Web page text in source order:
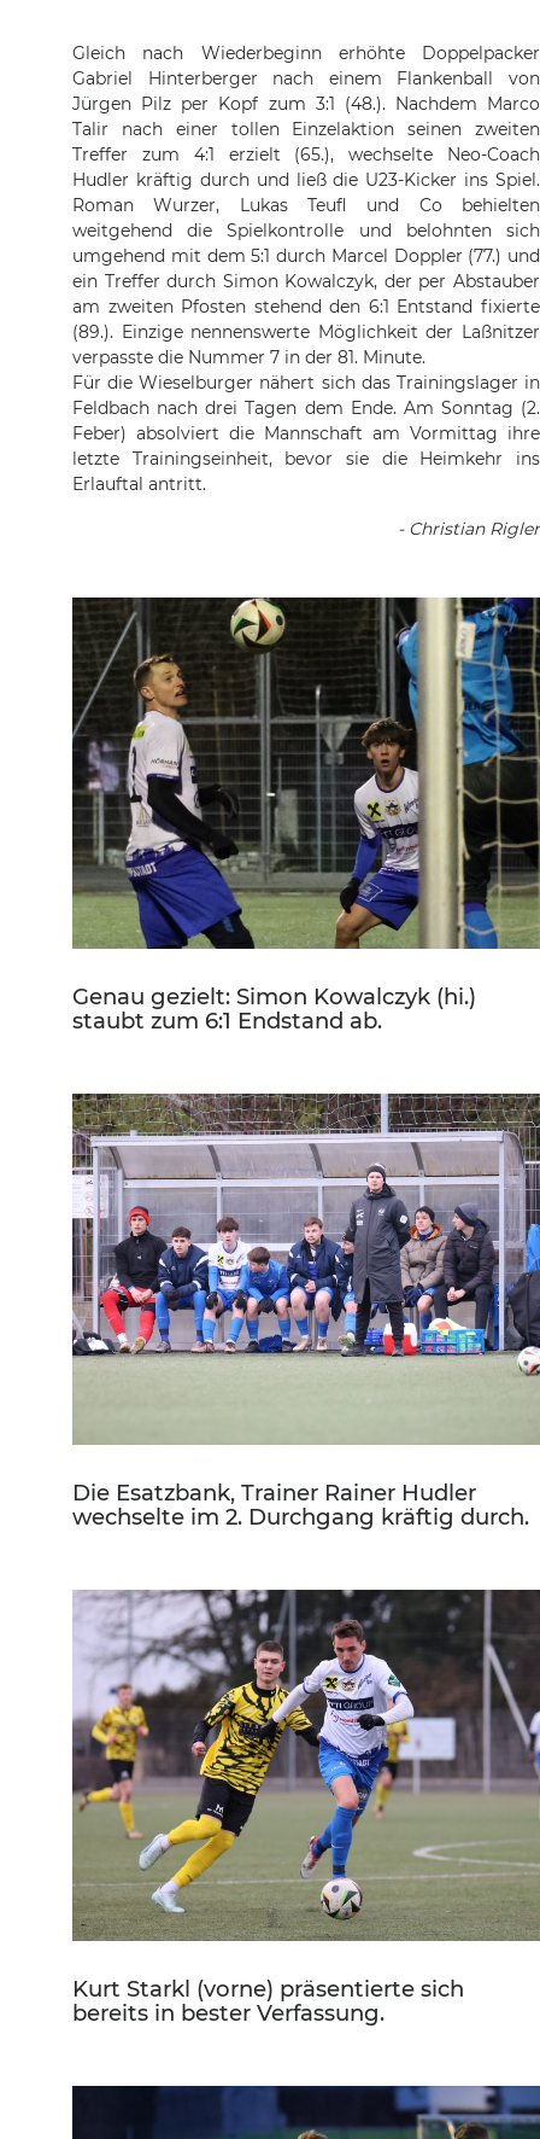
Gleich nach Wiederbeginn erhöhte Doppelpacker
Gabriel Hinterberger nach einem Flankenball von
Jürgen Pilz per Kopf zum 3:1 (48.). Nachdem Marco
Talir nach einer tollen Einzelaktion seinen zweiten
Treffer zum 4:1 erzielt (65.), wechselte Neo-Coach
Hudler kräftig durch und ließ die U23-Kicker ins Spiel.
Roman Wurzer, Lukas Teufl und Co behielten
weitgehend die Spielkontrolle und belohnten sich
umgehend mit dem 5:1 durch Marcel Doppler (77.) und
ein Treffer durch Simon Kowalczyk, der per Abstauber
am zweiten Pfosten stehend den 6:1 Entstand fixierte
(89.). Einzige nennenswerte Möglichkeit der Laßnitzer
verpasste die Nummer 7 in der 81. Minute.
Für die Wieselburger nähert sich das Trainingslager in
Feldbach nach drei Tagen dem Ende. Am Sonntag (2.
Feber) absolviert die Mannschaft am Vormittag ihre
letzte Trainingseinheit, bevor sie die Heimkehr ins
Erlauftal antritt.
- Christian Rigler
Genau gezielt: Simon Kowalczyk (hi.)
staubt zum 6:1 Endstand ab.
Die Esatzbank, Trainer Rainer Hudler
wechselte im 2. Durchgang kräftig durch.
Kurt Starkl (vorne) präsentierte sich
bereits in bester Verfassung.